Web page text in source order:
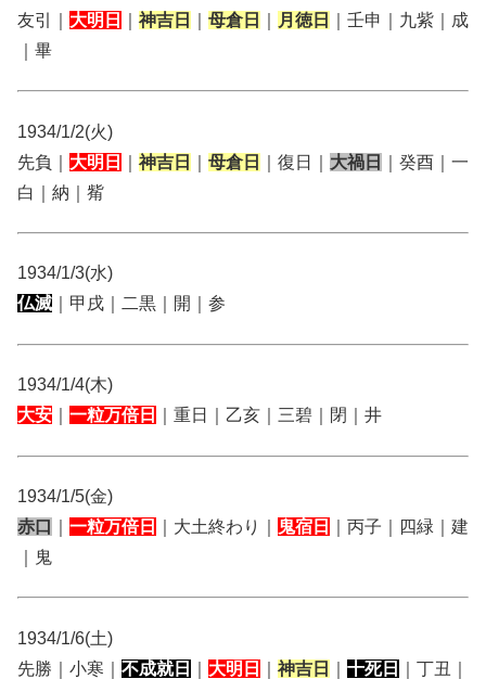
友引｜ 大明日 神吉日 母倉日 月徳日
｜壬申｜九紫｜成
｜畢
1934/1/2(火)
先負｜ 大明日 神吉日 母倉日 ｜復日｜ 大禍日
｜癸酉｜一
白｜納｜觜
1934/1/3(水)
仏滅 ｜甲戌｜二黒｜開｜参
1934/1/4(木)
大安
一粒万倍日 ｜重日｜乙亥｜三碧｜閉｜井
1934/1/5(金)
赤口
一粒万倍日 ｜大土終わり｜ 鬼宿日
｜丙子｜四緑｜建
｜鬼
1934/1/6(土)
先勝｜小寒｜ 不成就日 大明日 神吉日 十死日
｜丁丑｜